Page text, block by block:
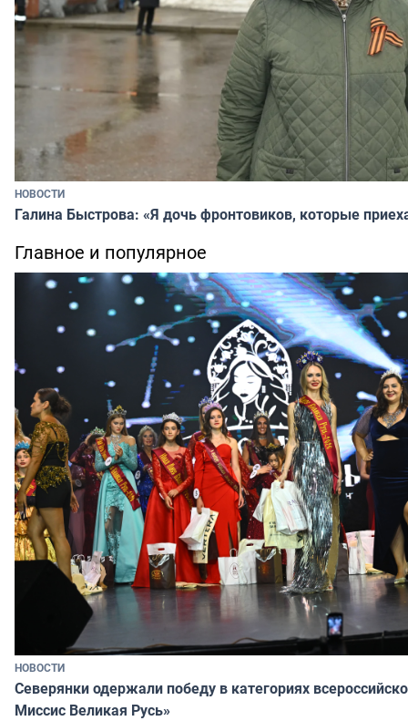
НОВОСТИ
Галина Быстрова: «Я дочь фронтовиков, которые
Главное и популярное
НОВОСТИ
Северянки одержали победу в категориях
Миссис Великая Русь»